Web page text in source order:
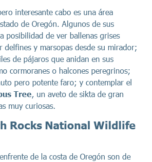
interesante cabo es una área
de Oregón. Algunos de sus
posibilidad de ver ballenas grises
delfines y marsopas desde su mirador;
de pájaros que anidan en sus
cormoranes o halcones peregrinos;
pero potente faro; y contemplar el
Tree, un aveto de sikta de gran
muy curiosas.
Rocks National Wildlife
de la costa de Oregón son de